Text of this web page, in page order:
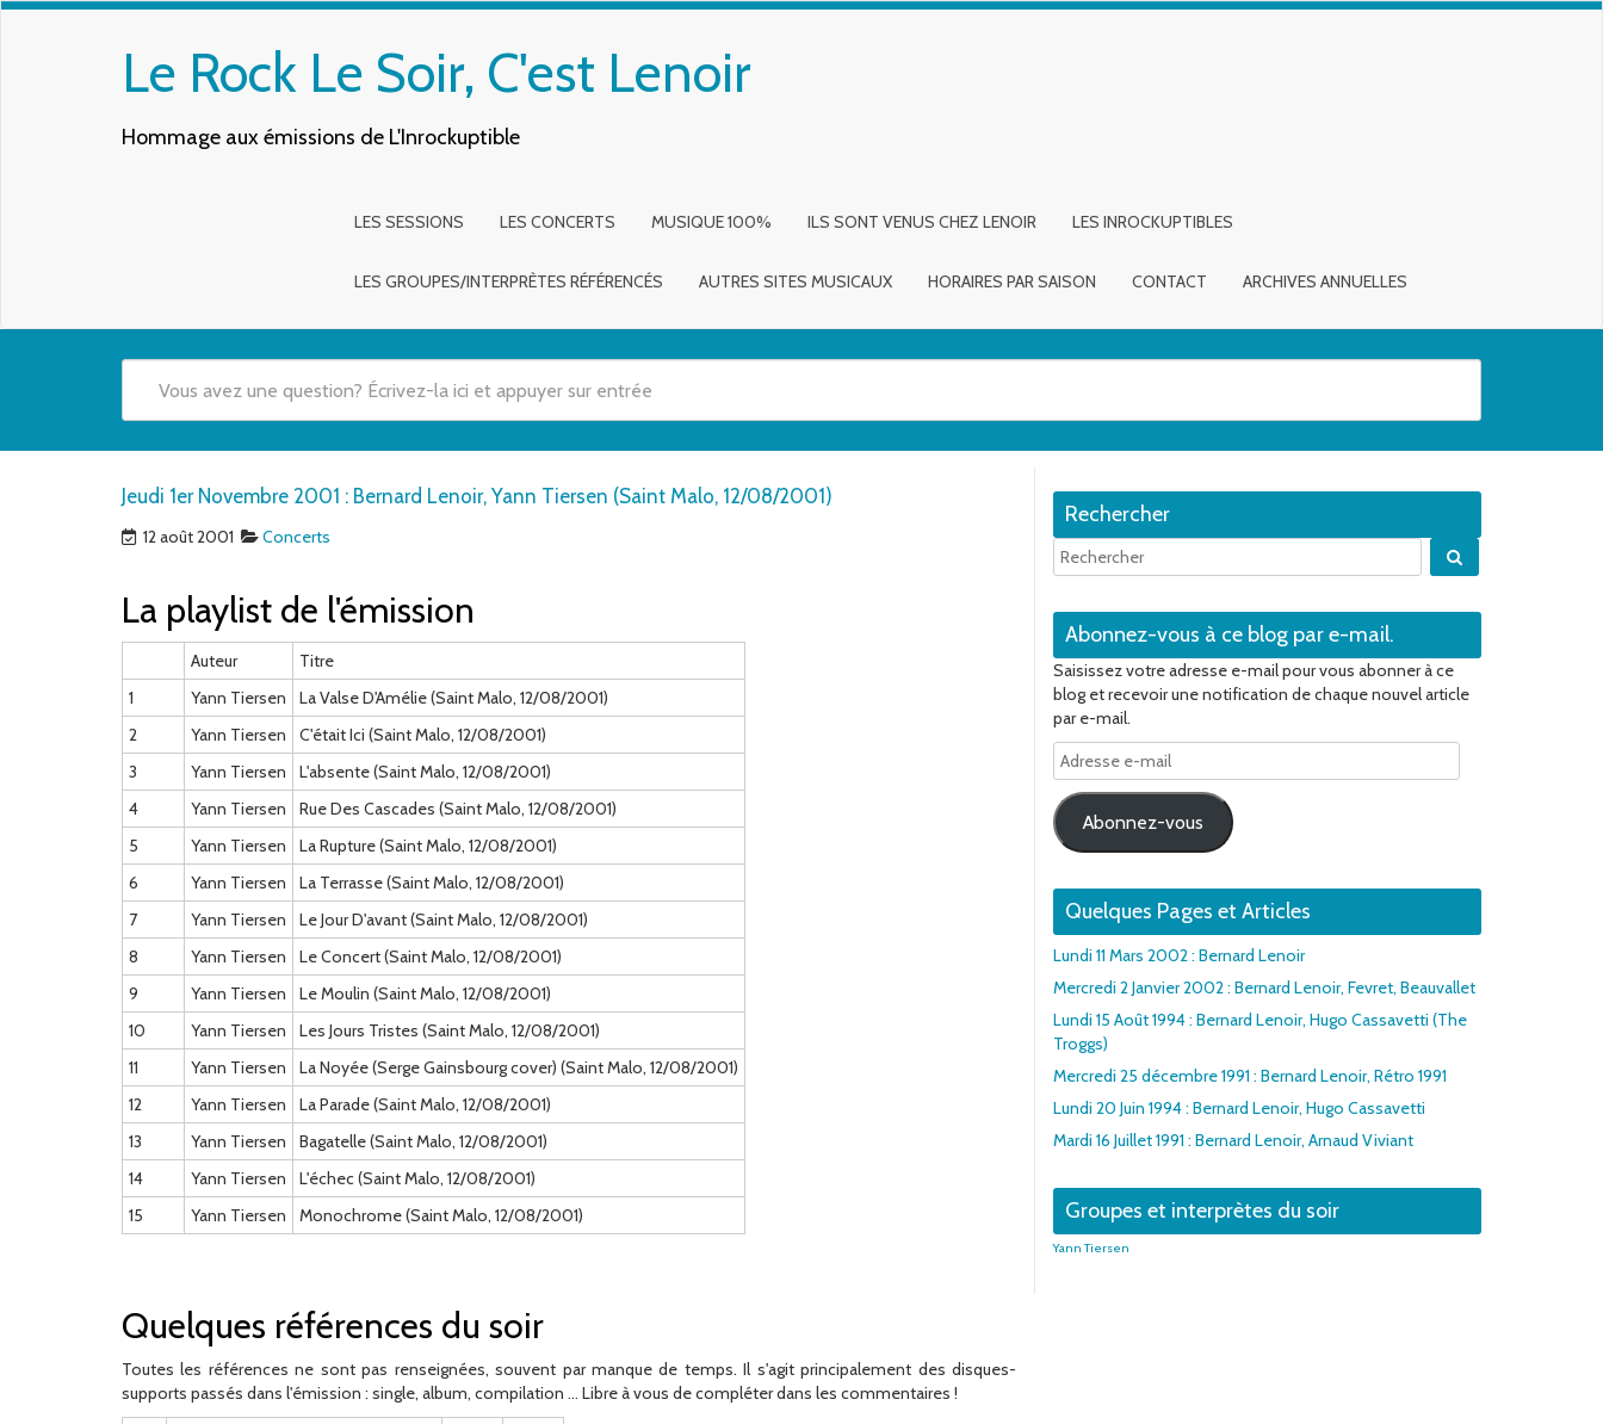
Le Rock Le Soir, C'est Lenoir
Hommage aux émissions de L'Inrockuptible
LES SESSIONS LES CONCERTS MUSIQUE 100% ILS SONT VENUS CHEZ LENOIR LES INROCKUPTIBLES
LES GROUPES/INTERPRÈTES RÉFÉRENCÉS AUTRES SITES MUSICAUX HORAIRES PAR SAISON CONTACT ARCHIVES ANNUELLES
Jeudi 1er Novembre 2001 : Bernard Lenoir, Yann Tiersen (Saint Malo, 12/08/2001)
12 août 2001 Concerts
La playlist de l'émission
Auteur
Titre
1
Yann Tiersen
La Valse D'Amélie (Saint Malo, 12/08/2001)
2
Yann Tiersen
C'était Ici (Saint Malo, 12/08/2001)
3
Yann Tiersen
L'absente (Saint Malo, 12/08/2001)
4
Yann Tiersen
Rue Des Cascades (Saint Malo, 12/08/2001)
5
Yann Tiersen
La Rupture (Saint Malo, 12/08/2001)
6
Yann Tiersen
La Terrasse (Saint Malo, 12/08/2001)
7
Yann Tiersen
Le Jour D'avant (Saint Malo, 12/08/2001)
8
Yann Tiersen
Le Concert (Saint Malo, 12/08/2001)
9
Yann Tiersen
Le Moulin (Saint Malo, 12/08/2001)
10
Yann Tiersen
Les Jours Tristes (Saint Malo, 12/08/2001)
11
Yann Tiersen
La Noyée (Serge Gainsbourg cover) (Saint Malo, 12/08/2001)
12
Yann Tiersen
La Parade (Saint Malo, 12/08/2001)
13
Yann Tiersen
Bagatelle (Saint Malo, 12/08/2001)
14
Yann Tiersen
L'échec (Saint Malo, 12/08/2001)
15
Yann Tiersen Monochrome (Saint Malo, 12/08/2001)
Quelques références du soir
Toutes les références ne sont pas renseignées, souvent par manque de temps. Il s'agit principalement des disques-
supports passés dans l'émission : single, album, compilation ... Libre à vous de compléter dans les commentaires !
Rechercher
Abonnez-vous à ce blog par e-mail.
Saisissez votre adresse e-mail pour vous abonner à ce
blog et recevoir une notification de chaque nouvel article
par e-mail.
Adresse
e-
mail
Abonnez-vous
Quelques Pages et Articles
Lundi 11 Mars 2002 : Bernard Lenoir
Mercredi 2 Janvier 2002 : Bernard Lenoir, Fevret, Beauvallet
Lundi 15 Août 1994 : Bernard Lenoir, Hugo Cassavetti (The
Troggs)
Mercredi 25 décembre 1991 : Bernard Lenoir, Rétro 1991
Lundi 20 Juin 1994 : Bernard Lenoir, Hugo Cassavetti
Mardi 16 Juillet 1991 : Bernard Lenoir, Arnaud Viviant
Groupes et interprètes du soir
Yann Tiersen